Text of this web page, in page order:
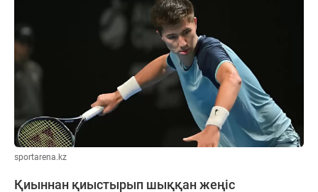
sportarena.kz
Қиыннан қиыстырып шыққан жеңіс